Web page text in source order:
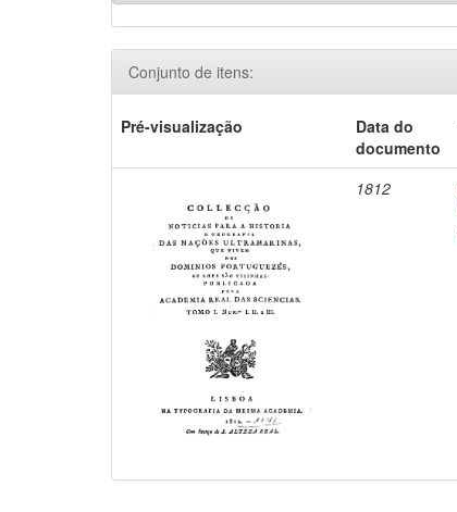
Conjunto de itens:
Pré-visualização
Data do
documento
1812